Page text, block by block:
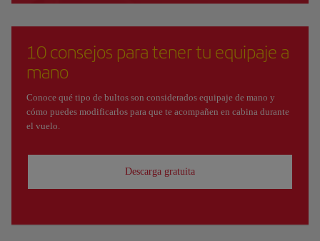
10 consejos para tener tu equipaje a
mano
Conoce qué tipo de bultos son considerados equipaje de mano y
cómo puedes modificarlos para que te acompañen en cabina durante
el vuelo.
Descarga gratuita